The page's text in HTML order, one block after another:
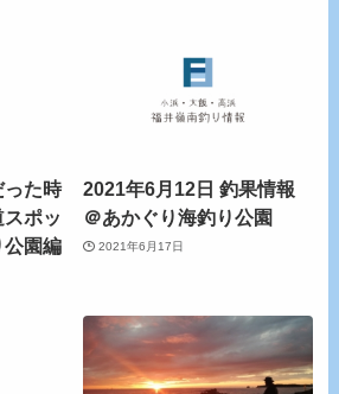
った時
ポッ
公園編
2021年6月12日 釣果情報
＠あかぐり海釣り公園
2021年6月17日